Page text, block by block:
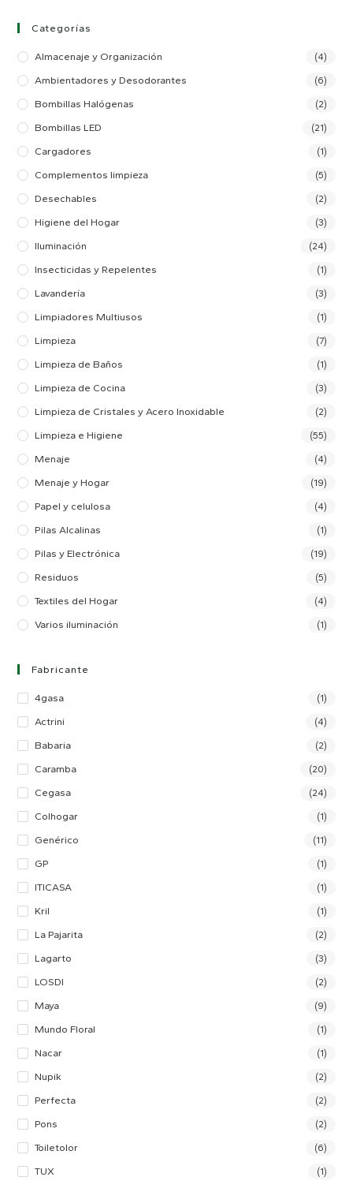
Categorías
Almacenaje y Organización (4)
Ambientadores y Desodorantes (6)
Bombillas Halógenas (2)
Bombillas LED (21)
Cargadores (1)
Complementos limpieza (5)
Desechables (2)
Higiene del Hogar (3)
Iluminación (24)
Insecticidas y Repelentes (1)
Lavandería (3)
Limpiadores Multiusos (1)
Limpieza (7)
Limpieza de Baños (1)
Limpieza de Cocina (3)
Limpieza de Cristales y Acero Inoxidable (2)
Limpieza e Higiene (55)
Menaje (4)
Menaje y Hogar (19)
Papel y celulosa (4)
Pilas Alcalinas (1)
Pilas y Electrónica (19)
Residuos (5)
Textiles del Hogar (4)
Varios iluminación (1)
Fabricante
4gasa (1)
Actrini (4)
Babaria (2)
Caramba (20)
Cegasa (24)
Colhogar (1)
Genérico (11)
GP (1)
ITICASA (1)
Kril (1)
La Pajarita (2)
Lagarto (3)
LOSDI (2)
Maya (9)
Mundo Floral (1)
Nacar (1)
Nupik (2)
Perfecta (2)
Pons (2)
Toiletolor (6)
TUX (1)